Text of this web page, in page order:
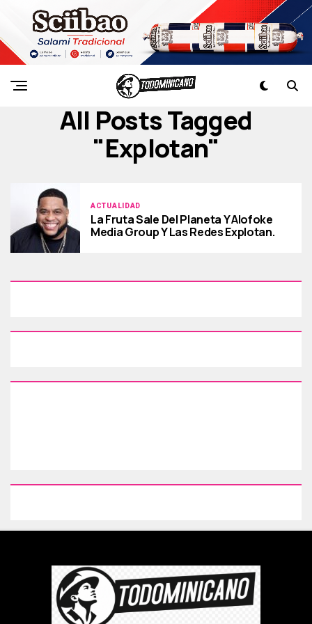
All Posts Tagged
"explotan"
ACTUALIDAD
La Fruta Sale Del Planeta Y Alofoke
Media Group Y Las Redes Explotan.